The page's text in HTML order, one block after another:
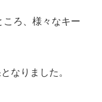
ろ、様々なキー
なりました。